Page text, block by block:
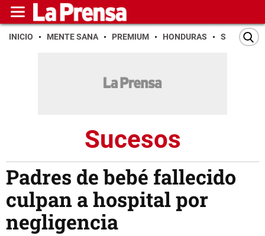
INICIO MENTE SANA PREMIUM HONDURAS SAN PEDRO
Sucesos
Padres de bebé fallecido
culpan a hospital por
negligencia